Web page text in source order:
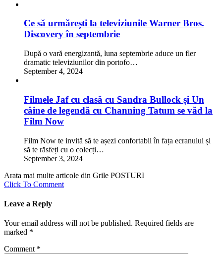
Ce să urmărești la televiziunile Warner Bros.
Discovery în septembrie
După o vară energizantă, luna septembrie aduce un fler
dramatic televiziunilor din portofo…
September 4, 2024
Filmele Jaf cu clasă cu Sandra Bullock și Un
câine de legendă cu Channing Tatum se văd la
Film Now
Film Now te invită să te așezi confortabil în fața ecranului și
să te răsfeți cu o colecți…
September 3, 2024
Arata mai multe articole din Grile POSTURI
Click To Comment
Leave a Reply
Your email address will not be published. Required fields are
marked *
Comment *